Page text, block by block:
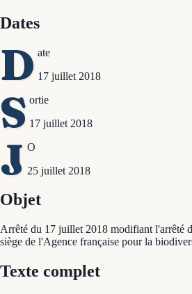
Dates
D ate
17 juillet 2018
S ortie
17 juillet 2018
J O
25 juillet 2018
Objet
Arrêté du 17 juillet 2018 modifiant l'arrêté
siège de l'Agence française pour la
Texte complet